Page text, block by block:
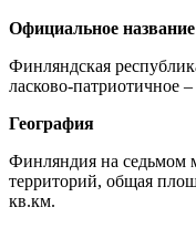
Официальное название
Финляндская
ласково-патриотичное
География
Финляндия на седьмом
территорий, общая
кв.км.